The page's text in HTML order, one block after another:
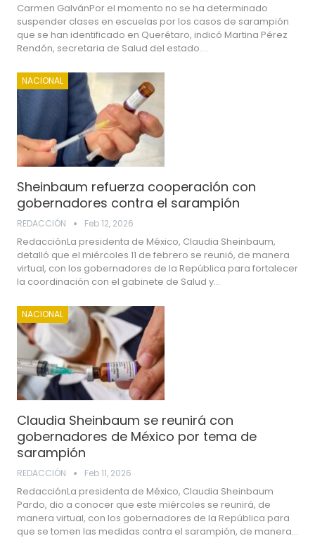
Carmen GalvánPor el momento no se ha determinado
suspender clases en escuelas por los casos de sarampión
que se han identificado en Querétaro, indicó Martina Pérez
Rendón, secretaria de Salud del estado.…
NACIONAL
Sheinbaum refuerza cooperación con
gobernadores contra el sarampión
REDACCIÓN Feb 12, 2026
RedacciónLa presidenta de México, Claudia Sheinbaum,
detalló que el miércoles 11 de febrero se reunió, de manera
virtual, con los gobernadores de la República para fortalecer
la coordinación con el gabinete de Salud y…
NACIONAL
Claudia Sheinbaum se reunirá con
gobernadores de México por tema de
sarampión
REDACCIÓN Feb 11, 2026
RedacciónLa presidenta de México, Claudia Sheinbaum
Pardo, dio a conocer que este miércoles se reunirá, de
manera virtual, con los gobernadores de la República para
que se tomen las medidas contra el sarampión, de manera…